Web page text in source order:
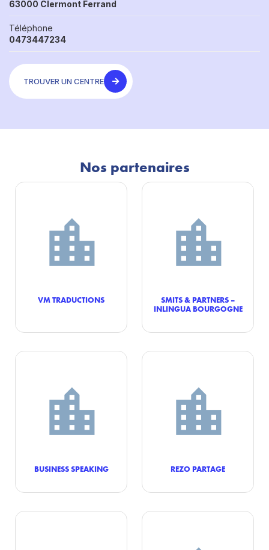
63000 Clermont Ferrand
Téléphone
0473447234
TROUVER UN CENTRE
Nos partenaires
VM TRADUCTIONS
SMITS & PARTNERS –
INLINGUA BOURGOGNE
BUSINESS SPEAKING REZO PARTAGE